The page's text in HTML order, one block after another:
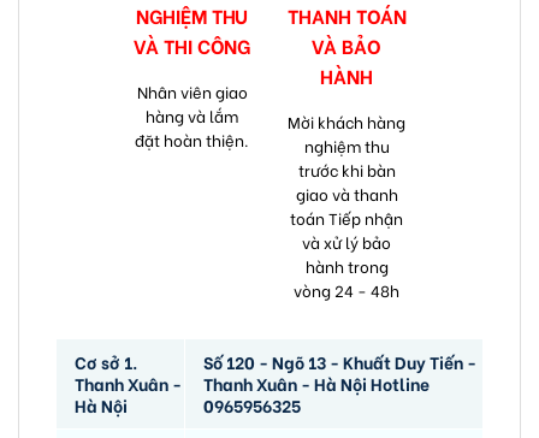
NGHIỆM THU
VÀ THI CÔNG
Nhân viên giao
hàng và lắm
đặt hoàn thiện.
THANH TOÁN
VÀ BẢO
HÀNH
Mời khách hàng
nghiệm thu
trước khi bàn
giao và thanh
toán Tiếp nhận
và xử lý bảo
hành trong
vòng 24 - 48h
Cơ sở 1.
Thanh Xuân -
Hà Nội
Số 120 - Ngõ 13 - Khuất Duy Tiến -
Thanh Xuân - Hà Nội Hotline
0965956325